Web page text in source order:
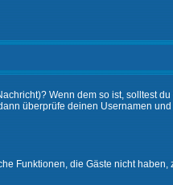
Wenn dem so ist, solltest
überprüfe deinen Usernamen
Funktionen, die Gäste nicht haben,